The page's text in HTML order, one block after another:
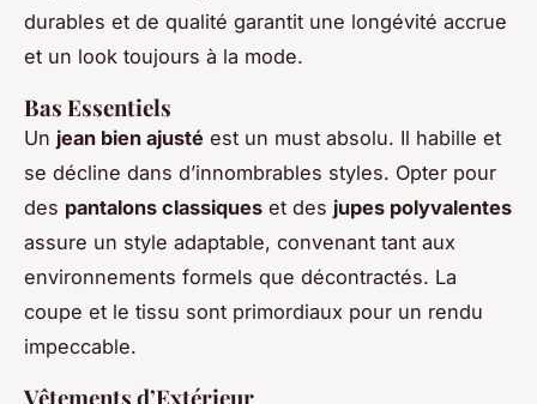
durables et de qualité garantit une longévité accrue
et un look toujours à la mode.
Bas Essentiels
Un jean bien ajusté est un must absolu. Il habille et
se décline dans d’innombrables styles. Opter pour
des pantalons classiques et des jupes polyvalentes
assure un style adaptable, convenant tant aux
environnements formels que décontractés. La
coupe et le tissu sont primordiaux pour un rendu
impeccable.
Vêtements d’Extérieur